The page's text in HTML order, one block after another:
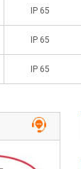
IP 65
IP 65
IP 65